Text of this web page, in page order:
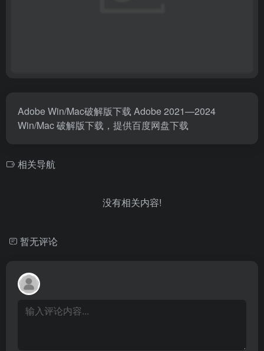
Adobe Win/Mac破解版下载 Adobe 2021—2024
Win/Mac 破解版下载，提供百度网盘下载
相关导航
没有相关内容!
暂无评论